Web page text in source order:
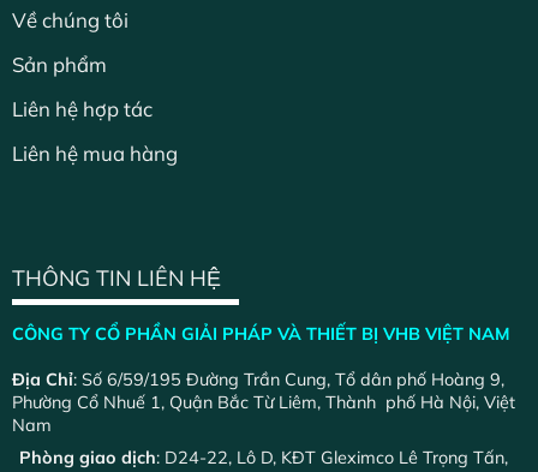
Về chúng tôi
Sản phẩm
Liên hệ hợp tác
Liên hệ mua hàng
THÔNG TIN LIÊN HỆ
CÔNG TY CỔ PHẦN GIẢI PHÁP VÀ THIẾT BỊ VHB VIỆT NAM
Địa Chỉ: Số 6/59/195 Đường Trần Cung, Tổ dân phố Hoàng 9,
Phường Cổ Nhuế 1, Quận Bắc Từ Liêm, Thành phố Hà Nội, Việt
Nam
Phòng giao dịch: D24-22, Lô D, KĐT Gleximco Lê Trọng Tấn,